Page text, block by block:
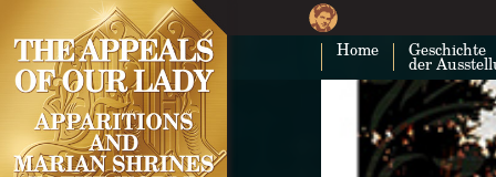
Home Geschichte
der